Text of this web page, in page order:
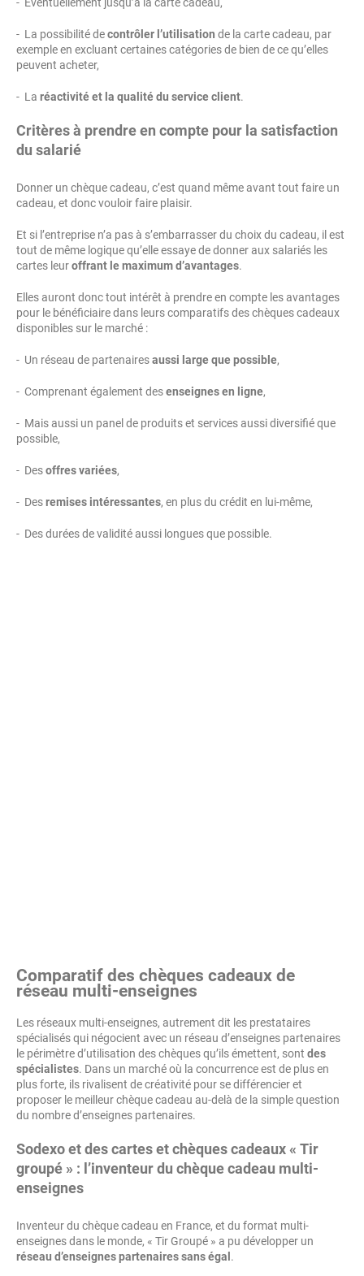
- Eventuellement jusqu’à la carte cadeau,
- La possibilité decontrôler l’utilisation de la carte cadeau, par
exemple en excluant certaines catégories de bien de ce qu’elles
peuvent acheter,
- La réactivité et la qualité du service client.
Critères à prendre en compte pour la satisfaction
du salarié
Donner un chèque cadeau, c’est quand même avant tout faire un
cadeau, et donc vouloir faire plaisir.
Et si l’entreprise n’a pas à s’embarrasser du choix du cadeau, il est
tout de même logique qu’elle essaye de donner aux salariés les
cartes leuroffrant le maximum d’avantages.
Elles auront donc tout intérêt à prendre en compte les avantages
pour le bénéficiaire dans leurs comparatifs des chèques cadeaux
disponibles sur le marché :
- Un réseau de partenairesaussi large que possible,
- Comprenant également desenseignes en ligne,
- Mais aussi un panel de produits et services aussi diversifié que
possible,
- Desoffres variées,
- Desremises intéressantes, en plus du crédit en lui-même,
- Des durées de validité aussi longues que possible.
Comparatif des chèques cadeaux de
réseau multi-enseignes
Les réseaux multi-enseignes, autrement dit les prestataires
spécialisés qui négocient avec un réseau d’enseignes partenaires
le périmètre d’utilisation des chèques qu’ils émettent, sont des
spécialistes. Dans un marché où la concurrence est de plus en
plus forte, ils rivalisent de créativité pour se différencier et
proposer le meilleur chèque cadeau au-delà de la simple question
du nombre d’enseignes partenaires.
Sodexo et des cartes et chèques cadeaux « Tir
groupé » : l’inventeur du chèque cadeau multi-
enseignes
Inventeur du chèque cadeau en France, et du format multi-
enseignes dans le monde, « Tir Groupé » a pu développer un
réseau d’enseignes partenaires sans égal .